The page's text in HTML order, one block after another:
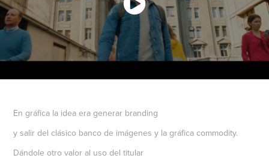
En gráfica la idea era generar branding
y salir del clásico banco de imágenes y la gráfica commodity.
Dándole otro valor al uso del titular